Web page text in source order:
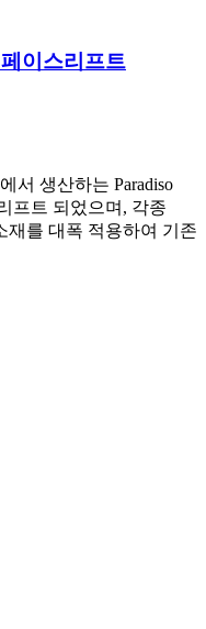
이스리프트
서 생산하는 Paradiso
프트 되었으며, 각종
재를 대폭 적용하여 기존